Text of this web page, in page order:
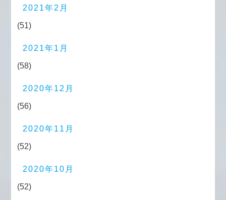
2021年2月
(51)
2021年1月
(58)
2020年12月
(56)
2020年11月
(52)
2020年10月
(52)